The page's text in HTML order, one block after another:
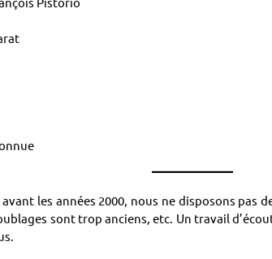
les années 2000, nous ne disposons pas
sont trop anciens, etc. Un travail